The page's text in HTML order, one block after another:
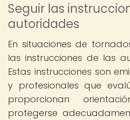
Seguir las
autoridades
En situaciones de
las instrucciones de las
Estas instrucciones son
y profesionales que
proporcionan
protegerse